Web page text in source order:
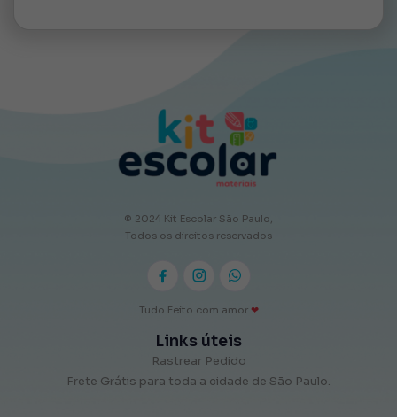
© 2024 Kit Escolar São Paulo,
Todos os direitos reservados
Tudo Feito com amor ❤
Links úteis
Rastrear Pedido
Frete Grátis para toda a cidade de São Paulo.